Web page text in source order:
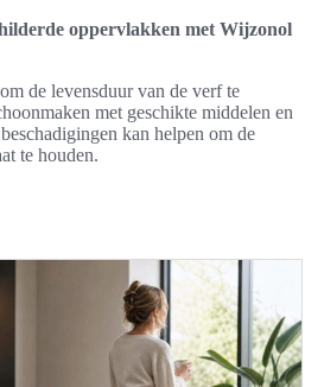
oppervlakken met Wijzonol
de levensduur van de verf te
met geschikte middelen en
kan helpen om de
te houden.